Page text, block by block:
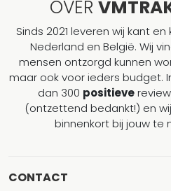
OVER
Sinds 2021 leveren wij kant
Nederland en België. Wij
mensen ontzorgd kunnen
maar ook voor ieders budget.
dan 300 positieve
(ontzettend bedankt!) en
binnenkort bij jouw te
CONTACT